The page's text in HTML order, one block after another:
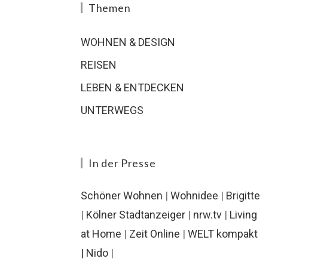
Themen
WOHNEN & DESIGN
REISEN
LEBEN & ENTDECKEN
UNTERWEGS
In der Presse
Schöner Wohnen | Wohnidee | Brigitte
| Kölner Stadtanzeiger | nrw.tv | Living
at Home | Zeit Online | WELT kompakt
| Nido |